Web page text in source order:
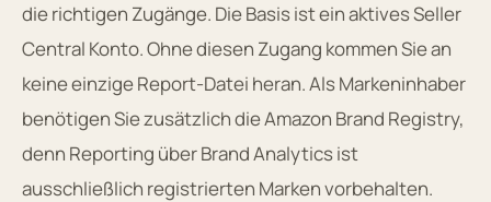
die richtigen Zugänge. Die Basis ist ein aktives Seller
Central Konto. Ohne diesen Zugang kommen Sie an
keine einzige Report-Datei heran. Als Markeninhaber
benötigen Sie zusätzlich die Amazon Brand Registry,
denn Reporting über Brand Analytics ist
ausschließlich registrierten Marken vorbehalten.